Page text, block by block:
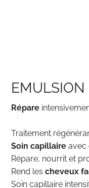
EMULSION
Répare
Traitement
Soin capillaire avec
Répare, nourrit et
Rend les cheveux
Soin capillaire